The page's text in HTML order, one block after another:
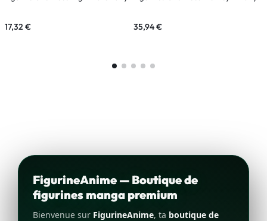
17,32 € 35,94€
FigurineAnime — Boutique de
figurines manga premium
Bienvenue sur FigurineAnime, ta boutique de